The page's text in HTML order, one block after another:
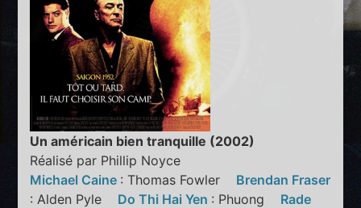
Un américain bien tranquille (2002)
Réalisé par Phillip Noyce
Michael Caine : Thomas Fowler Brendan Fraser
: Alden Pyle Do Thi Hai Yen : Phuong Rade